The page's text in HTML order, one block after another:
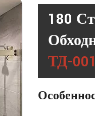
180
ТД-